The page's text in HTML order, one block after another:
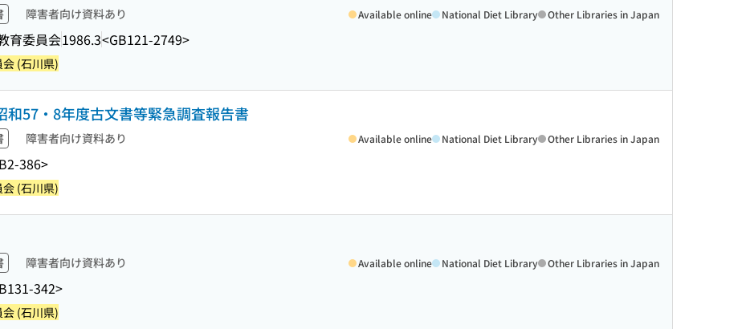
障害者向け資料あり
育委員会1986.3<GB121-2749>
Available online National Diet Library Other Libraries in Japan
(石川県)
和57・8年度古文書等緊急調査報告書
障害者向け資料あり
386>
Available online National Diet Library Other Libraries in Japan
(石川県)
障害者向け資料あり
342>
Available online National Diet Library Other Libraries in Japan
(石川県)